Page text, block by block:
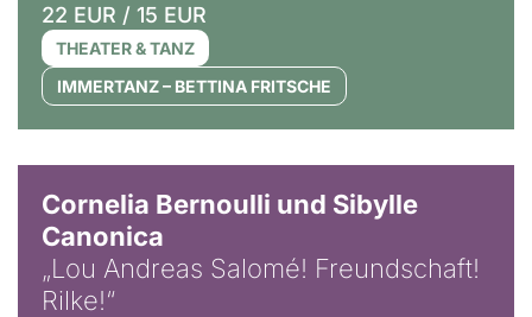
22 EUR / 15 EUR
THEATER & TANZ
IMMERTANZ – BETTINA FRITSCHE
Cornelia Bernoulli und Sibylle
Canonica
„Lou Andreas Salomé! Freundschaft!
Rilke!“